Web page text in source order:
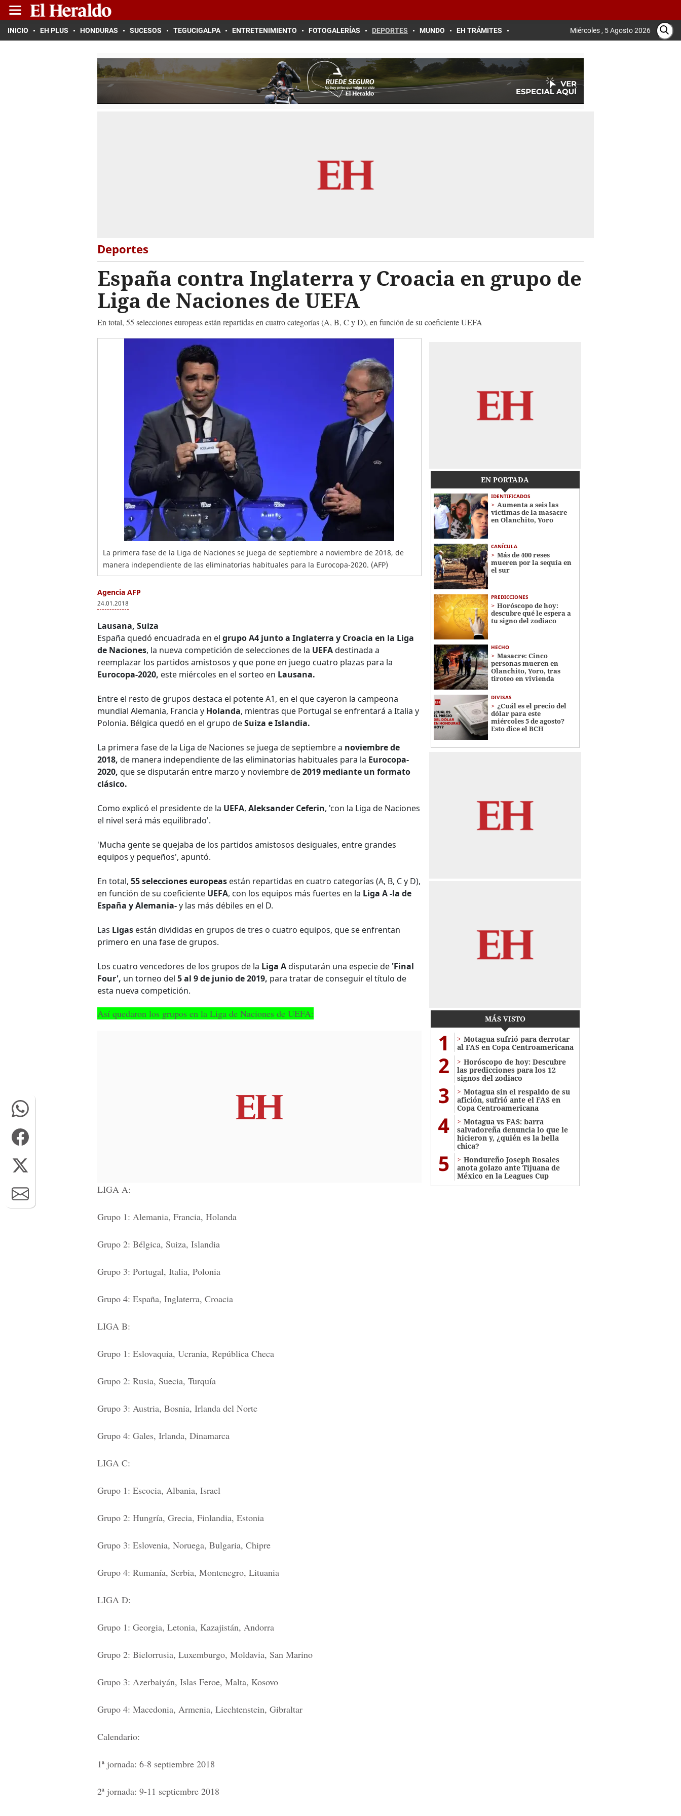
INICIO EH PLUS HONDURAS SUCESOS TEGUCIGALPA ENTRETENIMIENTO FOTOGALERÍAS DEPORTES MUNDO EH TRÁMITES Miércoles , 5 Agosto 2026
Deportes
España contra Inglaterra y Croacia en grupo de
Liga de Naciones de UEFA
En total, 55 selecciones europeas están repartidas en cuatro categorías (A, B, C y D), en función de su coeficiente UEFA
La primera fase de la Liga de Naciones se juega de septiembre a noviembre de 2018, de
manera independiente de las eliminatorias habituales para la Eurocopa-2020. (AFP)
Agencia AFP
24.01.2018
Lausana, Suiza
España quedó encuadrada en el grupo A4 junto a Inglaterra y Croacia en la Liga
de Naciones, la nueva competición de selecciones de la UEFAdestinada a
reemplazar los partidos amistosos y que pone en juego cuatro plazas para la
Eurocopa-2020, este miércoles en el sorteo en Lausana.
Entre el resto de grupos destaca el potente A1, en el que cayeron la campeona
mundial Alemania, Francia y Holanda, mientras que Portugal se enfrentará a Italia y
Polonia. Bélgica quedó en el grupo deSuiza e Islandia.
La primera fase de la Liga de Naciones se juega de septiembre a noviembre de
2018, de manera independiente de las eliminatorias habituales para la Eurocopa-
2020, que se disputarán entre marzo y noviembre de2019 mediante un formato
clásico.
Como explicó el presidente de la UEFA, Aleksander Ceferin, 'con la Liga de Naciones
el nivel será más equilibrado'.
'Mucha gente se quejaba de los partidos amistosos desiguales, entre grandes
equipos y pequeños', apuntó.
En total, 55 selecciones europeas están repartidas en cuatro categorías (A, B, C y D),
en función de su coeficiente UEFA, con los equipos más fuertes en la Liga A -la de
España y Alemania-y las más débiles en el D.
Las Ligas están divididas en grupos de tres o cuatro equipos, que se enfrentan
primero en una fase de grupos.
Los cuatro vencedores de los grupos de la Liga Adisputarán una especie de 'Final
Four', un torneo del 5 al 9 de junio de 2019, para tratar de conseguir el título de
esta nueva competición.
Así quedaron los grupos en la Liga de Naciones de UEFA:
LIGA A:
Grupo 1: Alemania, Francia, Holanda
Grupo 2: Bélgica, Suiza, Islandia
Grupo 3: Portugal, Italia, Polonia
Grupo 4: España, Inglaterra, Croacia
LIGA B:
Grupo 1: Eslovaquia, Ucrania, República Checa
Grupo 2: Rusia, Suecia, Turquía
Grupo 3: Austria, Bosnia, Irlanda del Norte
Grupo 4: Gales, Irlanda, Dinamarca
LIGA C:
Grupo 1: Escocia, Albania, Israel
Grupo 2: Hungría, Grecia, Finlandia, Estonia
Grupo 3: Eslovenia, Noruega, Bulgaria, Chipre
Grupo 4: Rumanía, Serbia, Montenegro, Lituania
LIGA D:
Grupo 1: Georgia, Letonia, Kazajistán, Andorra
Grupo 2: Bielorrusia, Luxemburgo, Moldavia, San Marino
Grupo 3: Azerbaiyán, Islas Feroe, Malta, Kosovo
Grupo 4: Macedonia, Armenia, Liechtenstein, Gibraltar
Calendario:
1ª jornada: 6-8 septiembre 2018
2ª jornada: 9-11 septiembre 2018
EN PORTADA
IDENTIFICADOS
Aumenta a seis las
víctimas de la masacre
en Olanchito, Yoro
CANÍCULA
Más de 400 reses
mueren por la sequía en
el sur
PREDICCIONES
Horóscopo de hoy:
descubre qué le espera a
tu signo del zodiaco
HECHO
Masacre: Cinco
personas mueren en
Olanchito, Yoro, tras
tiroteo en vivienda
DIVISAS
¿Cuál es el precio del
dólar para este
miércoles 5 de agosto?
Esto dice el BCH
MÁS VISTO
1
Motagua sufrió para derrotar
al FAS en Copa Centroamericana
2
Horóscopo de hoy: Descubre
las predicciones para los 12
signos del zodiaco
3
Motagua sin el respaldo de su
afición, sufrió ante el FAS en
Copa Centroamericana
4
Motagua vs FAS: barra
salvadoreña denuncia lo que le
hicieron y, ¿quién es la bella
chica?
5
Hondureño Joseph Rosales
anota golazo ante Tijuana de
México en la Leagues Cup